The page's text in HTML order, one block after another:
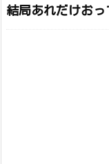
結局あれだけお